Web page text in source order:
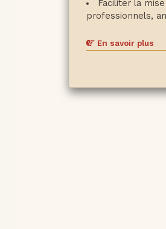
Faciliter la
professionnels,
En savoir plus